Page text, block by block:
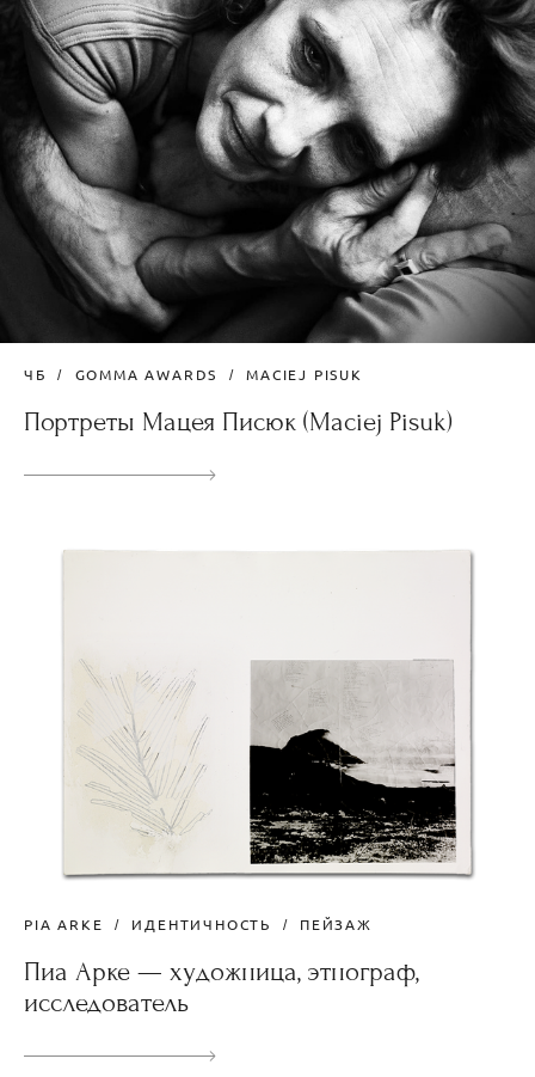
ЧБ GOMMA AWARDS MACIEJ PISUK
Портреты Мацея Писюк (Maciej Pisuk)
PIA ARKE ИДЕНТИЧНОСТЬ ПЕЙЗАЖ
Пиа Арке — художница, этнограф,
исследователь